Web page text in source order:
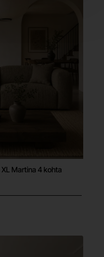
Tasuta tarne
Martina 4 kohta